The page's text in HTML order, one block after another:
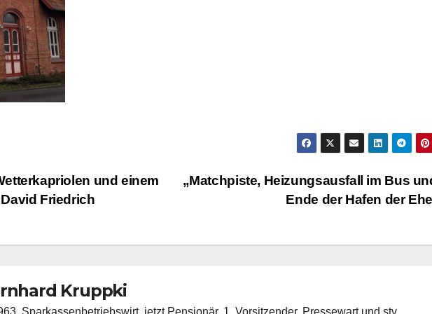
„Matchpiste, Heizungsausfall im Bus
Ende der Hafen der
und einem
Friedrich
Kruppki
Sparkassenbetriebswirt, jetzt Pensionär, 1. Vorsitzender, Pressewart und stv.